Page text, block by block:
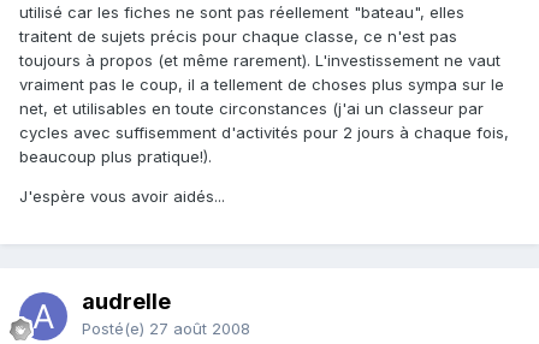
utilisé car les fiches ne sont pas réellement "bateau", elles
traitent de sujets précis pour chaque classe, ce n'est pas
toujours à propos (et même rarement). L'investissement ne vaut
vraiment pas le coup, il a tellement de choses plus sympa sur le
net, et utilisables en toute circonstances (j'ai un classeur par
cycles avec suffisemment d'activités pour 2 jours à chaque fois,
beaucoup plus pratique!).
J'espère vous avoir aidés...
audrelle
Posté(e) 27 août 2008